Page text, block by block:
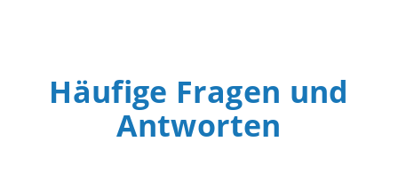
Häufige Fragen und
Antworten